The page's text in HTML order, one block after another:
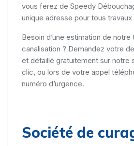
vous ferez de Speedy
unique adresse pour tous
Besoin d’une estimation de notre
canalisation ? Demandez votre
et détaillé gratuitement sur notre
clic, ou lors de votre appel
numéro d’urgence.
Société de